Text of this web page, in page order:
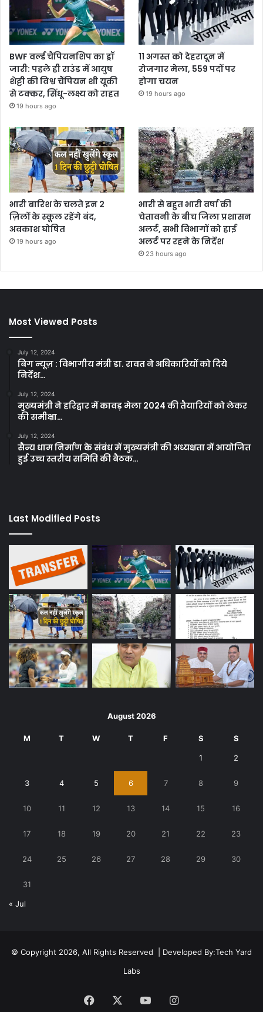
BWF वर्ल्ड चैंपियनशिप का ड्रॉ
जारी: पहले ही राउंड में आयुष
शेट्टी की विश्व चैंपियन शी यूकी
से टक्कर, सिंधू-लक्ष्य को राहत
19 hours ago
11 अगस्त को देहरादून में
रोजगार मेला, 559 पदों पर
होगा चयन
19 hours ago
भारी बारिश के चलते इन 2
ज़िलों के स्कूल रहेंगे बंद,
अवकाश घोषित
19 hours ago
भारी से बहुत भारी वर्षा की
चेतावनी के बीच जिला प्रशासन
अलर्ट, सभी विभागों को हाई
अलर्ट पर रहने के निर्देश
23 hours ago
Most Viewed Posts
July 12, 2024
बिग न्यूज़ : विभागीय मंत्री डा. रावत ने अधिकारियों को दिये
निर्देश…
July 12, 2024
मुख्यमंत्री ने हरिद्वार में कावड़ मेला 2024 की तैयारियों को लेकर
की समीक्षा…
July 12, 2024
सैन्य धाम निर्माण के संबंध में मुख्यमंत्री की अध्यक्षता में आयोजित
हुई उच्च स्तरीय समिति की बैठक…
Last Modified Posts
August 2026
M T W T F S S
1 2
3 4 5 6 7 8 9
10 11 12 13 14 15 16
17 18 19 20 21 22 23
24 25 26 27 28 29 30
31
« Jul
© Copyright 2026, All Rights Reserved | Developed By:Tech Yard
Labs
Facebook YouTubeInstagram